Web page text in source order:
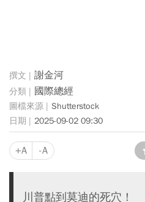
謝金河
國際總經
Shutterstock
2025-09-02 09:30
+A -A
川普點到莫迪的死穴！